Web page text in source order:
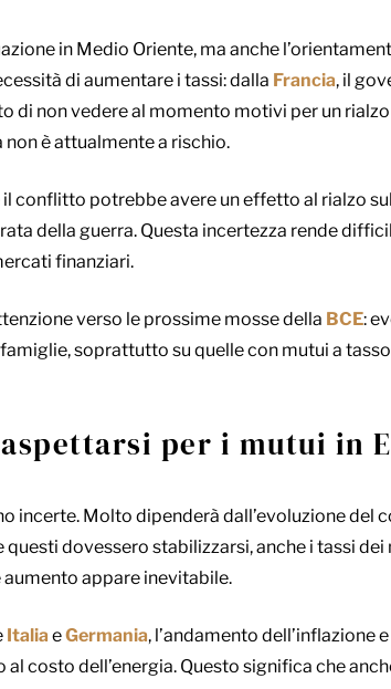
in Medio Oriente, ma anche
di aumentare i tassi: dalla Francia, il
di non vedere al momento motivi per un
è attualmente a rischio.
conflitto potrebbe avere un effetto al rialzo
della guerra. Questa incertezza rende
finanziari.
verso le prossime mosse della BCE:
soprattutto su quelle con mutui a
per i mutui in
incerte. Molto dipenderà dall’evoluzione del
questi dovessero stabilizzarsi, anche i tassi
appare inevitabile.
Italia eGermania, l’andamento dell’inflazione
costo dell’energia. Questo significa che